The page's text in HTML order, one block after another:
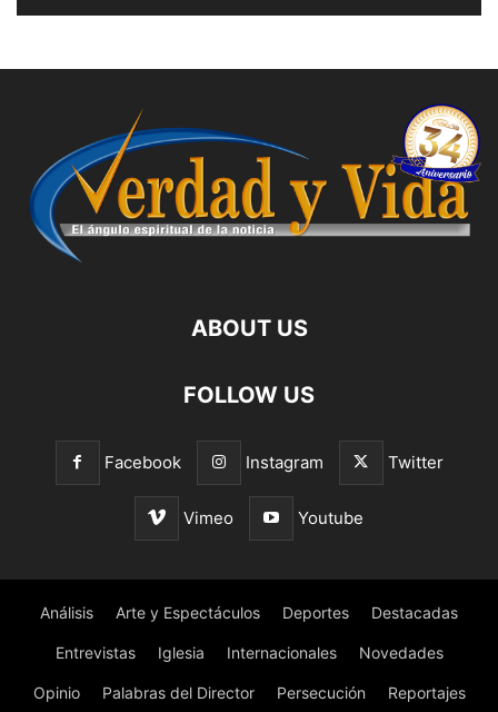
ABOUT US
FOLLOW US
Facebook Instagram Twitter
Vimeo Youtube
Análisis Arte y Espectáculos Deportes Destacadas
Entrevistas Iglesia Internacionales Novedades
Opinio Palabras del Director Persecución Reportajes